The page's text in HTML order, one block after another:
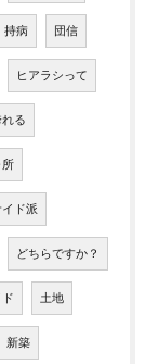
病 団信
ヒアラシって
る
所
ド派
どちらですか？
土地
新築